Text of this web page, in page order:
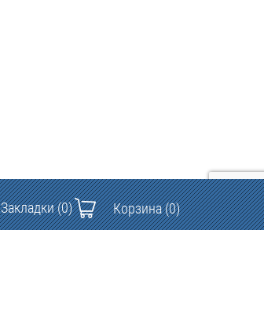
Закладки(0) Корзина(0)